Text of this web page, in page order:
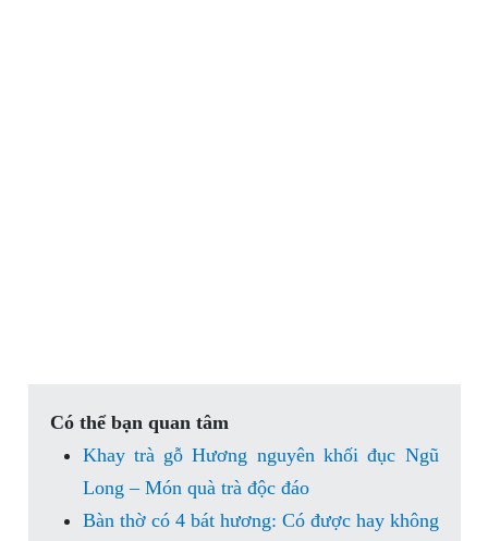
Có thể bạn quan tâm
Khay trà gỗ Hương nguyên khối đục Ngũ
Long – Món quà trà độc đáo
Bàn thờ có 4 bát hương: Có được hay không